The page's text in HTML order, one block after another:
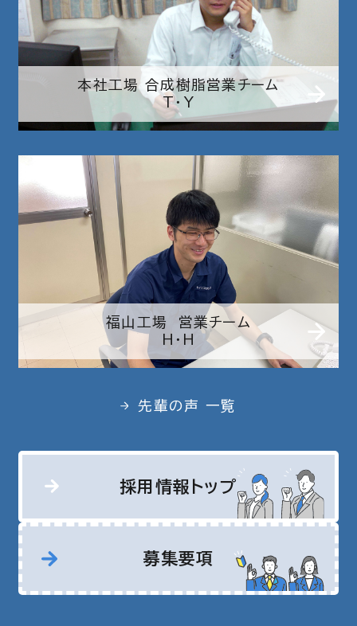
本社工場 合成樹脂営業チーム
T・Y
福山工場 営業チーム
H・H
先輩の声 一覧
採用情報トップ
募集要項